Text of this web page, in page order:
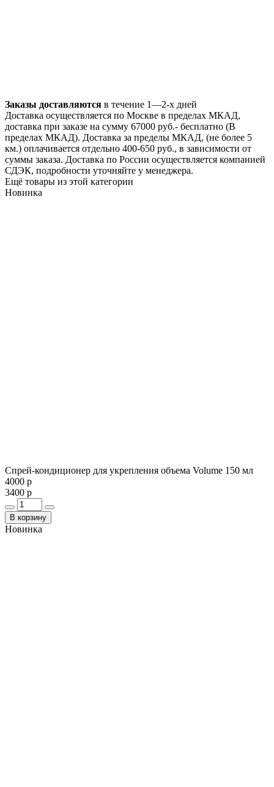
Заказы доставляются в течение 1—2-х дней
Доставка осуществляется по Москве в пределах МКАД,
доставка при заказе на сумму 67000 руб.- бесплатно (В
пределах МКАД). Доставка за пределы МКАД, (не более 5
км.) оплачивается отдельно 400-650 руб., в зависимости от
суммы заказа. Доставка по России осуществляется компанией
СДЭК, подробности уточняйте у менеджера.
Ещё товары из этой категории
Новинка
Спрей-кондиционер для укрепления объема Volume 150 мл
4000 р
3400 р
В корзину
Новинка